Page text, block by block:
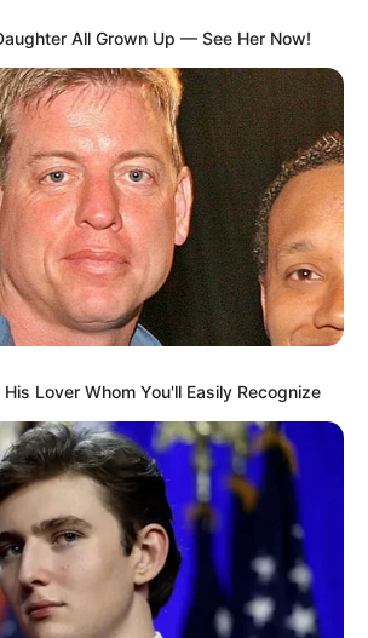
All Grown Up — See Her Now!
Lover Whom You'll Easily Recognize